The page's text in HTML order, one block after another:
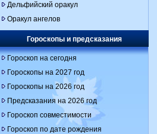
Дельфийский оракул
Оракул ангелов
Гороскопы и предсказания
Гороскоп на сегодня
Гороскопы на 2027 год
Гороскопы на 2026 год
Предсказания на 2026 год
Гороскоп совместимости
Гороскоп по дате рождения